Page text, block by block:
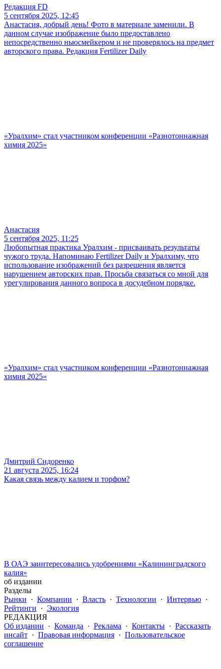
Редакция FD
5 сентября 2025, 12:45
Анастасия, добрый день! Фото в материале заменили. В
данном случае изображение было предоставлено
непосредственно ньюсмейкером и не проверялось на предмет
авторского права. Редакция Fertilizer Daily
«Уралхим» стал участником конференции «Разнотоннажная
химия 2025»
Анастасия
5 сентября 2025, 11:25
Любопытная практика Уралхим - присваивать результаты
чужого труда. Напоминаю Fertilizer Daily и Уралхиму, что
использование изображений без разрешения является
нарушением авторских прав. Просьба связаться со мной для
урегулирования данного вопроса в досудебном порядке.
«Уралхим» стал участником конференции «Разнотоннажная
химия 2025»
Дмитрий Сидоренко
21 августа 2025, 16:24
Какая связь между калием и торфом?
В ОАЭ заинтересовались удобрениями «Калининградского
калия»
об издании
Разделы
Рынки · Компании · Власть · Технологии · Интервью ·
Рейтинги · Экология
РЕДАКЦИЯ
Об издании · Команда · Реклама · Контакты · Рассказать
инсайт · Правовая информация · Пользовательское
соглашение